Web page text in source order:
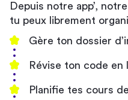
Depuis notre app’,
tu peux librement
Gère ton dossier
Révise ton code en
Planifie tes cours